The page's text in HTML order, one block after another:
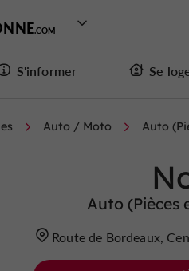
S'informer Se
Auto / Moto Auto
Auto (Pièces
Route de Bordeaux,